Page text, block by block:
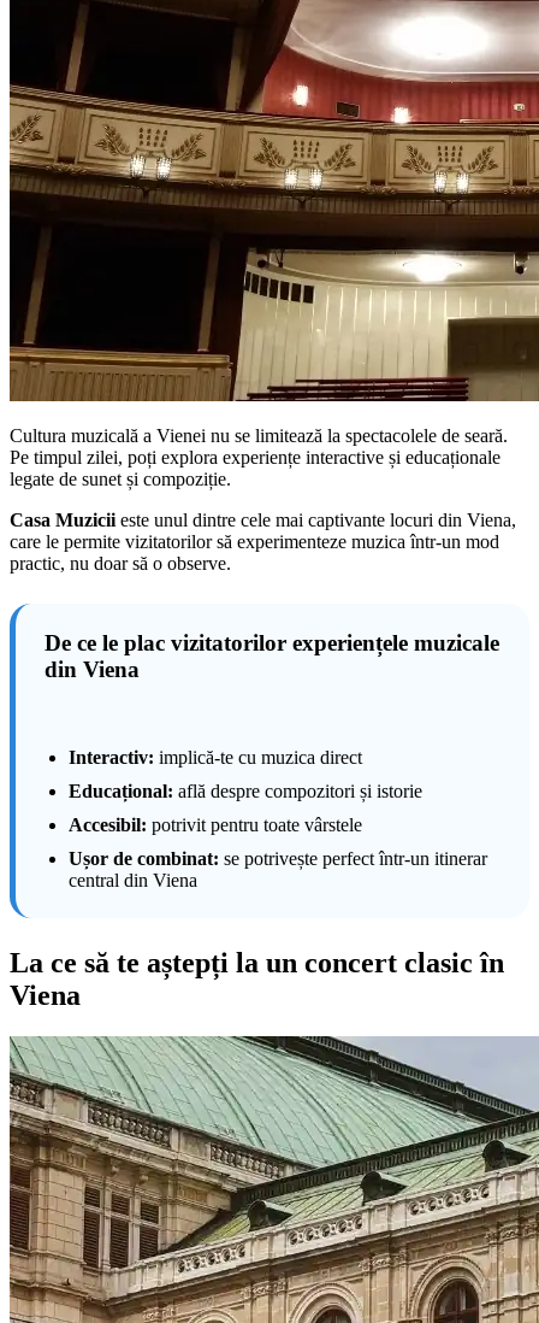
Cultura muzicală a Vienei nu se limitează la spectacolele de seară.
Pe timpul zilei, poți explora experiențe interactive și educaționale
legate de sunet și compoziție.
Casa Muziciieste unul dintre cele mai captivante locuri din Viena,
care le permite vizitatorilor să experimenteze muzica într-un mod
practic, nu doar să o observe.
De ce le plac vizitatorilor experiențele muzicale
din Viena
Interactiv: implică-te cu muzica direct
Educațional: află despre compozitori și istorie
Accesibil: potrivit pentru toate vârstele
Ușor de combinat: se potrivește perfect într-un itinerar
central din Viena
La ce să te aștepți la un concert clasic în
Viena